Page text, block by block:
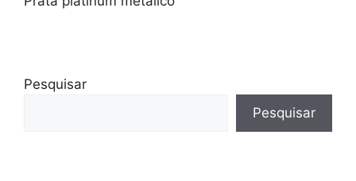
Pesquisar
Pesquisar